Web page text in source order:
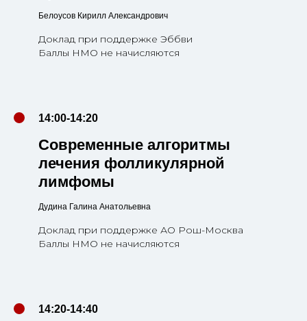
Белоусов Кирилл Александрович
Доклад при поддержке Эббви
Баллы НМО не начисляются
14:00-14:20
Современные алгоритмы
лечения фолликулярной
лимфомы
Дудина Галина Анатольевна
Доклад при поддержке АО Рош-Москва
Баллы НМО не начисляются
14:20-14:40